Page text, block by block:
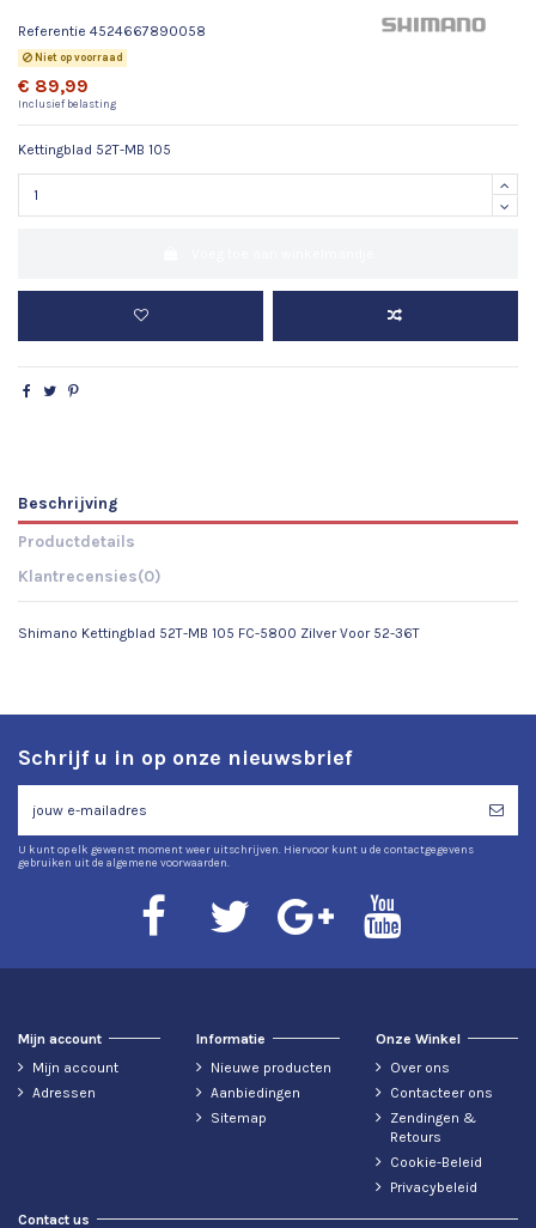
Referentie 4524667890058
Niet op voorraad
€ 89,99
Inclusief belasting
Kettingblad 52T-MB 105
Beschrijving
Productdetails
Klantrecensies(0)
Shimano Kettingblad 52T-MB 105 FC-5800 Zilver Voor 52-36T
Schrijf u in op onze nieuwsbrief
U kunt op elk gewenst moment weer uitschrijven. Hiervoor kunt u de contactgegevens
gebruiken uit de algemene voorwaarden.
Mijn account
Mijn account
Adressen
Informatie
Nieuwe producten
Aanbiedingen
Sitemap
Onze Winkel
Over ons
Contacteer ons
Zendingen &
Retours
Cookie-Beleid
Privacybeleid
Contact us